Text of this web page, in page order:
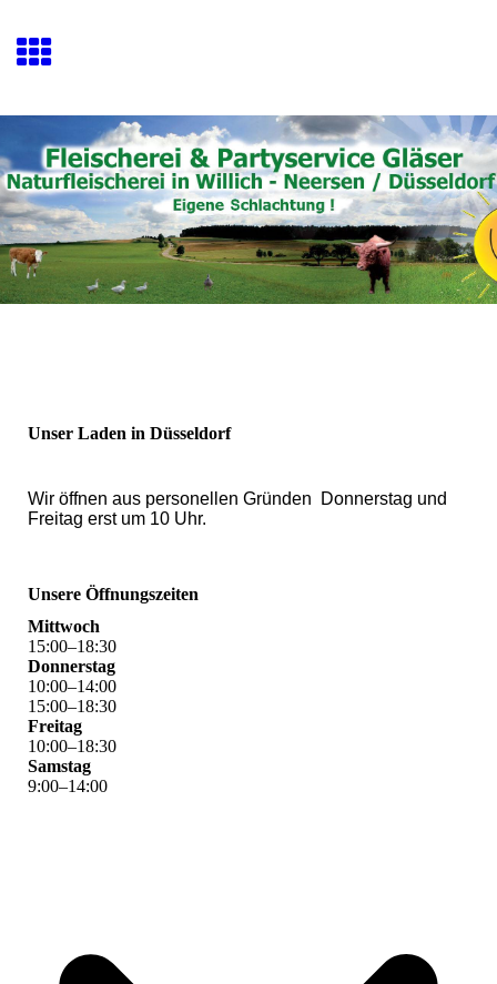
Unser Laden in Düsseldorf
Wir öffnen aus personellen Gründen Donnerstag und
Freitag erst um 10 Uhr.
Unsere Öffnungszeiten
Mittwoch
15:00–18:30
Donnerstag
10:00–14:00
15:00–18:30
Freitag
10:00–18:30
Samstag
9:00–14:00